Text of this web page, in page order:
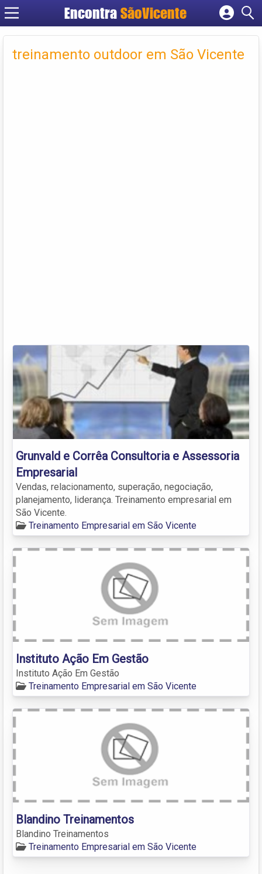
Encontra SãoVicente
Cadastrar empresa
Criar conta
treinamento outdoor em São Vicente
Grunvald e Corrêa Consultoria e Assessoria
Empresarial
Vendas, relacionamento, superação, negociação,
planejamento, liderança. Treinamento empresarial em
São Vicente.
Treinamento Empresarial em São Vicente
Instituto Ação Em Gestão
Instituto Ação Em Gestão
Treinamento Empresarial em São Vicente
Blandino Treinamentos
Blandino Treinamentos
Treinamento Empresarial em São Vicente